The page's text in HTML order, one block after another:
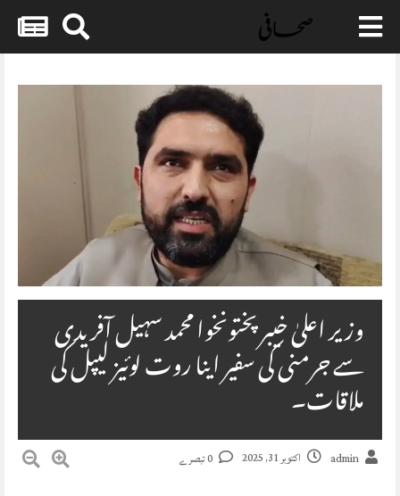
Skip
content
وزیر اعلیٰ خیبر پختونخوا محمد سہیل آفریدی
سے جرمنی کی سفیر اینا روت لوئیز لیپل کی
ملاقات۔
admin اکتوبر 31, 2025